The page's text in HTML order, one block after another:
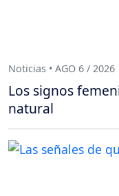
Noticias • AGO 6 / 2026
Los signos
natural